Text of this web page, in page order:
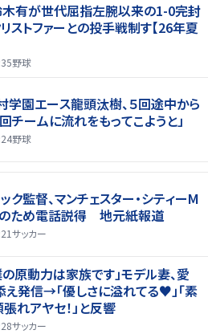
木有が世代屈指左腕以来の1-0完封
ストファーとの投手戦制す【26年夏
野球
学園エース龍頭汰樹、５回途中から
チームに流れをもってこようと」
野球
ク監督、マンチェスター・シティーM
のため電話説得 地元紙報道
サッカー
原動力は家族です」モデル妻、愛
発信→「優しさに溢れてる♥」「素
張れアヤセ！」と反響
サッカー